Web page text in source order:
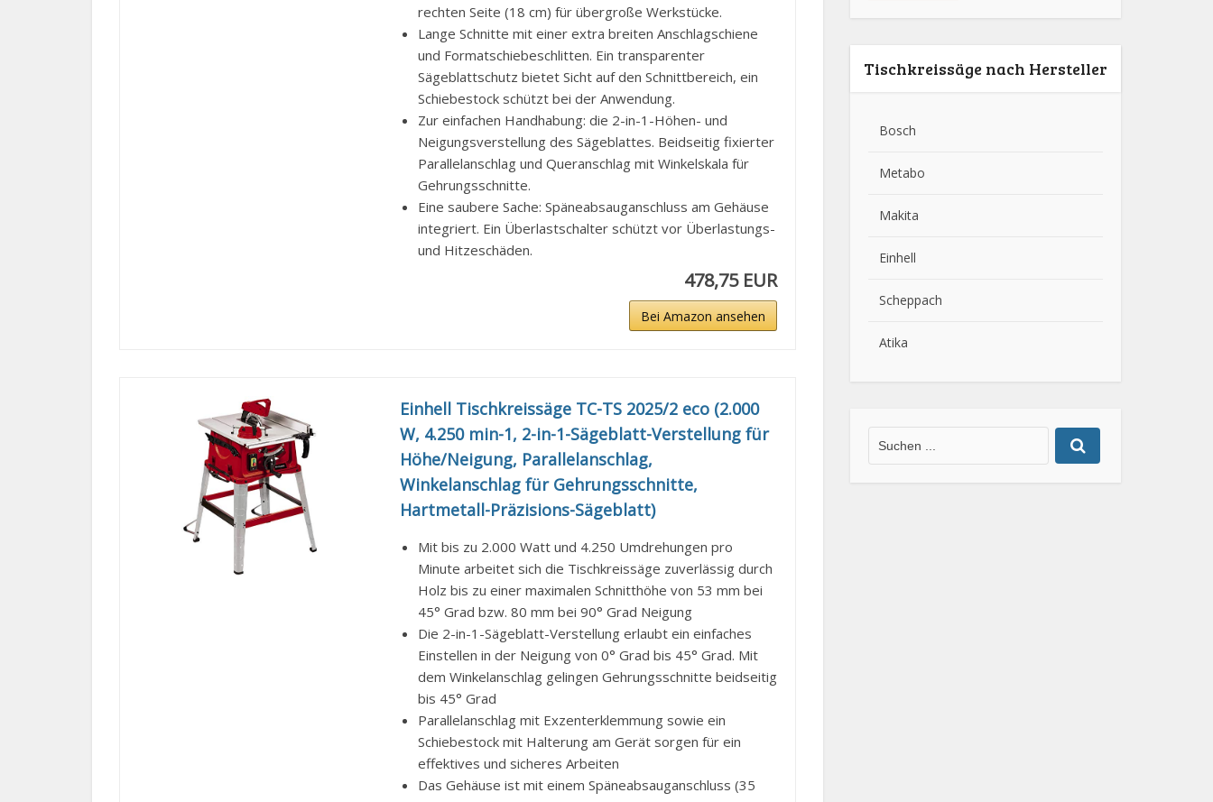
rechten Seite (18 cm) für übergroße Werkstücke.
Lange Schnitte mit einer extra breiten Anschlagschiene
und Formatschiebeschlitten. Ein transparenter
Sägeblattschutz bietet Sicht auf den Schnittbereich, ein
Schiebestock schützt bei der Anwendung.
Zur einfachen Handhabung: die 2-in-1-Höhen- und
Neigungsverstellung des Sägeblattes. Beidseitig fixierter
Parallelanschlag und Queranschlag mit Winkelskala für
Gehrungsschnitte.
Eine saubere Sache: Späneabsauganschluss am Gehäuse
integriert. Ein Überlastschalter schützt vor Überlastungs-
und Hitzeschäden.
478,75 EUR
Bei Amazon ansehen
Einhell Tischkreissäge TC-TS 2025/2 eco (2.000
W, 4.250 min-1, 2-in-1-Sägeblatt-Verstellung für
Höhe/Neigung, Parallelanschlag,
Winkelanschlag für Gehrungsschnitte,
Hartmetall-Präzisions-Sägeblatt)
Mit bis zu 2.000 Watt und 4.250 Umdrehungen pro
Minute arbeitet sich die Tischkreissäge zuverlässig durch
Holz bis zu einer maximalen Schnitthöhe von 53 mm bei
45° Grad bzw. 80 mm bei 90° Grad Neigung
Die 2-in-1-Sägeblatt-Verstellung erlaubt ein einfaches
Einstellen in der Neigung von 0° Grad bis 45° Grad. Mit
dem Winkelanschlag gelingen Gehrungsschnitte beidseitig
bis 45° Grad
Parallelanschlag mit Exzenterklemmung sowie ein
Schiebestock mit Halterung am Gerät sorgen für ein
effektives und sicheres Arbeiten
Das Gehäuse ist mit einem Späneabsauganschluss (35
Tischkreissäge nach Hersteller
Bosch
Metabo
Makita
Einhell
Scheppach
Atika